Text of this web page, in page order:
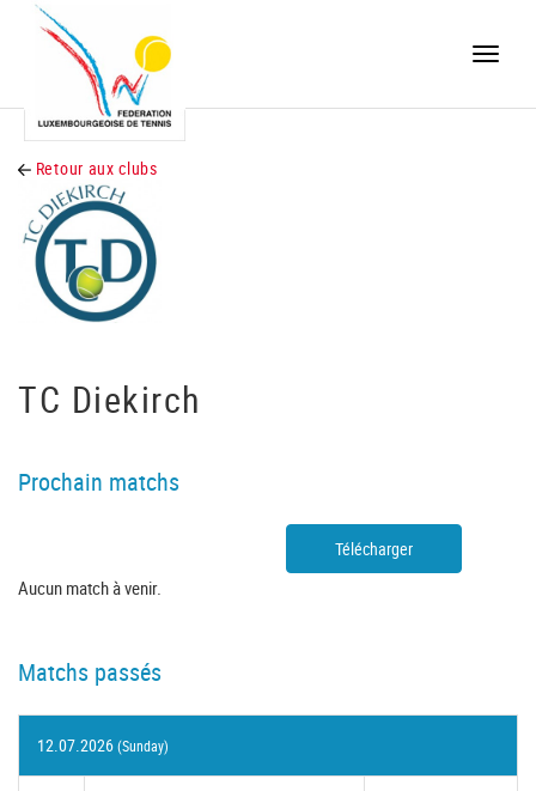
Toggle
Retour aux clubs
TC Diekirch
Prochain matchs
Télécharger
Aucun match à venir.
Matchs passés
12.07.2026(Sunday)